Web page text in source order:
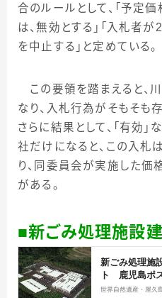
合のルールとして、「予定
は、無効とする」「入札者が 2
を中止する」と定めている。
この要領を踏まえると、
なり、入札行為がそもそも
さらに結果として、「有効
社だけになると、この入札
り、同委員会が実施した
がある。
■新ごみ処理施設